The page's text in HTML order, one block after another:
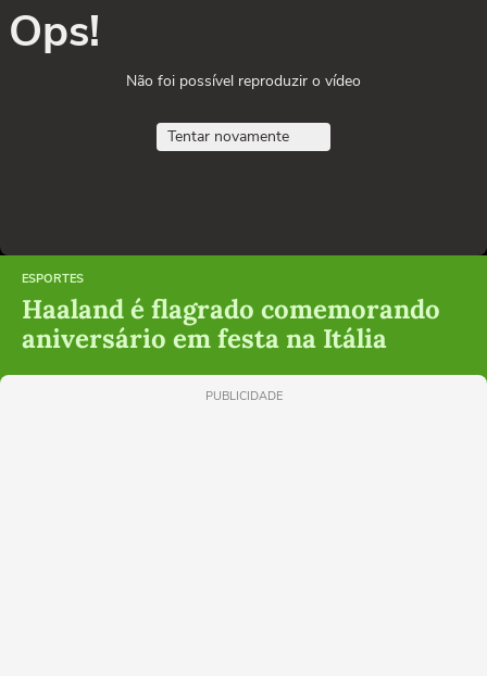
Ops!
Não foi possível reproduzir o vídeo
Tentar novamente
ESPORTES
Haaland é flagrado comemorando
aniversário em festa na Itália
PUBLICIDADE